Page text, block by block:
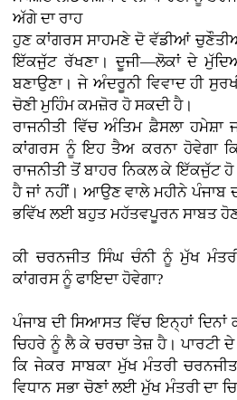
ਅੱਗੇ ਦਾ ਰਾਹ
ਹੁਣ ਕਾਂਗਰਸ ਸਾਹਮਣੇ ਦੋ ਵੱਡੀਆਂ
ਇੱਕਜੁੱਟ ਰੱਖਣਾ। ਦੂਜੀ—ਲੋਕਾਂ ਦੇ
ਬਣਾਉਣਾ। ਜੇ ਅੰਦਰੂਨੀ ਵਿਵਾਦ ਹੀ
ਚੋਣੀ ਮੁਹਿੰਮ ਕਮਜ਼ੋਰ ਹੋ ਸਕਦੀ ਹੈ।
ਰਾਜਨੀਤੀ ਵਿੱਚ ਅੰਤਿਮ ਫ਼ੈਸਲਾ
ਕਾਂਗਰਸ ਨੂੰ ਇਹ ਤੈਅ ਕਰਨਾ ਹੋਵੇਗਾ
ਰਾਜਨੀਤੀ ਤੋਂ ਬਾਹਰ ਨਿਕਲ ਕੇ ਇੱਕਜੁੱਟ
ਹੈ ਜਾਂ ਨਹੀਂ। ਆਉਣ ਵਾਲੇ ਮਹੀਨੇ
ਭਵਿੱਖ ਲਈ ਬਹੁਤ ਮਹੱਤਵਪੂਰਨ ਸਾਬਤ
ਕੀ ਚਰਨਜੀਤ ਸਿੰਘ ਚੰਨੀ ਨੂੰ ਮੁੱਖ
ਕਾਂਗਰਸ ਨੂੰ ਫਾਇਦਾ ਹੋਵੇਗਾ?
ਪੰਜਾਬ ਦੀ ਸਿਆਸਤ ਵਿੱਚ ਇਨ੍ਹਾਂ
ਚਿਹਰੇ ਨੂੰ ਲੈ ਕੇ ਚਰਚਾ ਤੇਜ਼ ਹੈ। ਪਾਰਟੀ
ਕਿ ਜੇਕਰ ਸਾਬਕਾ ਮੁੱਖ ਮੰਤਰੀ
ਵਿਧਾਨ ਸਭਾ ਚੋਣਾਂ ਲਈ ਮੁੱਖ ਮੰਤਰੀ ਦਾ